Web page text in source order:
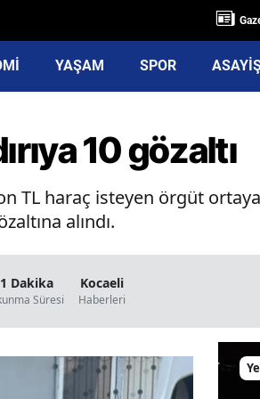
YAŞAM SPOR
10 gözaltı
TL haraç isteyen örgüt
alındı.
1 Dakika
Süresi
Kocaeli
Haberleri